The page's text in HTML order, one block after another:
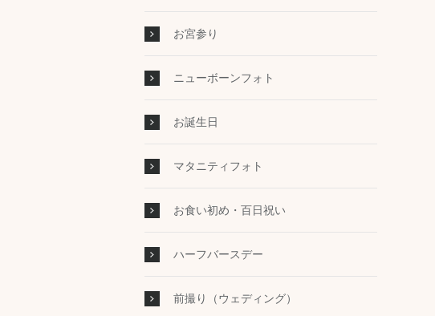
お宮参り
ニューボーンフォト
お誕生日
マタニティフォト
お食い初め・百日祝い
ハーフバースデー
前撮り（ウェディング）